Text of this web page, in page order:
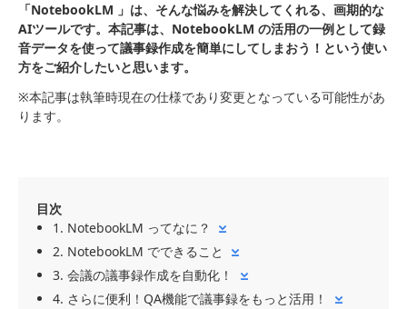
「NotebookLM 」は、そんな悩みを解決してくれる、画期的な
AIツールです。本記事は、NotebookLM の活用の一例として録
音データを使って議事録作成を簡単にしてしまおう！という使い
方をご紹介したいと思います。
※本記事は執筆時現在の仕様であり変更となっている可能性があ
ります。
目次
1. NotebookLM ってなに？
2. NotebookLM でできること
3. 会議の議事録作成を自動化！
4. さらに便利！QA機能で議事録をもっと活用！